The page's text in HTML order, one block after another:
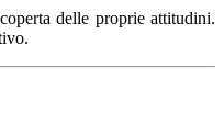
delle proprie attitudini.